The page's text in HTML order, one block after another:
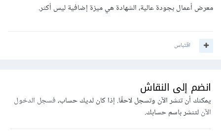
معرض أعمال بجودة عالية، الشهادة هي ميزة إضافية ليس أكثر.
اقتباس
انضم إلى النقاش
يمكنك أن تنشر الآن وتسجل لاحقًا. إذا كان لديك حساب،فسجل الدخول
الآنلتنشر باسم حسابك.